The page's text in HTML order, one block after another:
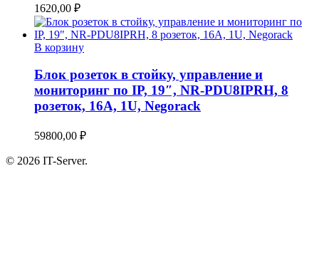
1620,00 ₽
В корзину
Блок розеток в стойку, управление и
мониторинг по IP, 19″, NR-PDU8IPRH, 8
розеток, 16А, 1U, Negorack
59800,00 ₽
© 2026 IT-Server.